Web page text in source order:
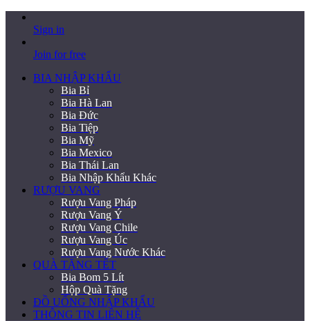
Sign in
Join for free
BIA NHẬP KHẨU
Bia Bỉ
Bia Hà Lan
Bia Đức
Bia Tiệp
Bia Mỹ
Bia Mexico
Bia Thái Lan
Bia Nhập Khẩu Khác
RƯỢU VANG
Rượu Vang Pháp
Rượu Vang Ý
Rượu Vang Chile
Rượu Vang Úc
Rượu Vang Nước Khác
QUÀ TẶNG TẾT
Bia Bom 5 Lít
Hộp Quà Tặng
ĐỒ UỐNG NHẬP KHẨU
THÔNG TIN LIÊN HỆ